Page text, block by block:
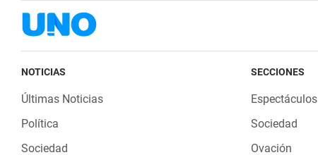
NOTICIAS
Últimas Noticias
Política
Sociedad
SECCIONES
Espectáculos
Sociedad
Ovación